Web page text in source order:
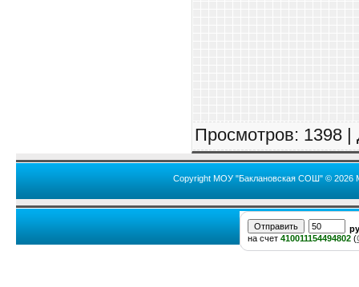
Просмотров: 1398 |
Copyright МОУ "Баклановская СОШ" © 2026
на счет 410011154494802 (